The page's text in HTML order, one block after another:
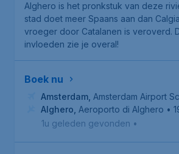
Alghero is het pronkstuk van deze
stad doet meer Spaans aan dan
vroeger door Catalanen is veroverd.
invloeden zie je overal!
Boek nu
Amsterdam Amsterdam Airport
Alghero Aeroporto di Alghero •
1u geleden gevonden •